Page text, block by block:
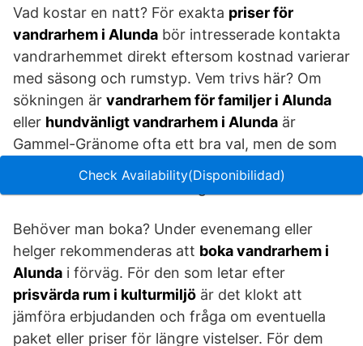
Vad kostar en natt? För exakta priser för
vandrarhem i Alunda bör intresserade kontakta
vandrarhemmet direkt eftersom kostnad varierar
med säsong och rumstyp. Vem trivs här? Om
sökningen är vandrarhem för familjer i Alunda
eller hundvänligt vandrarhem i Alunda är
Gammel-Gränome ofta ett bra val, men de som
söker maximal komfort eller strikt modern
standard bör också överväga andra alternativ.
Behöver man boka? Under evenemang eller
helger rekommenderas att boka vandrarhem i
Alunda i förväg. För den som letar efter
prisvärda rum i kulturmiljö är det klokt att
jämföra erbjudanden och fråga om eventuella
paket eller priser för längre vistelser. För dem
Check Availability(Disponibilidad)